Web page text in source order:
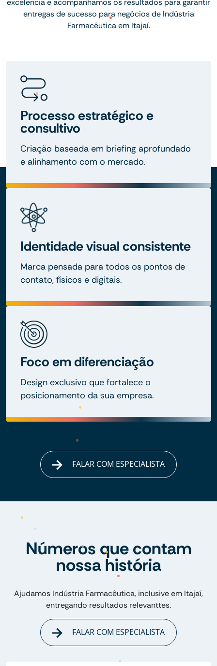
excelência e acompanhamos os resultados para garantir
entregas de sucesso para negócios de Indústria
Farmacêutica em Itajaí.
Processo estratégico e
consultivo
Criação baseada em briefing aprofundado
e alinhamento com o mercado.
Identidade visual consistente
Marca pensada para todos os pontos de
contato, físicos e digitais.
Foco em diferenciação
Design exclusivo que fortalece o
posicionamento da sua empresa.
FALAR COM ESPECIALISTA
Números que contam
nossa história
Ajudamos Indústria Farmacêutica, inclusive em Itajaí,
entregando resultados relevanttes.
FALAR COM ESPECIALISTA